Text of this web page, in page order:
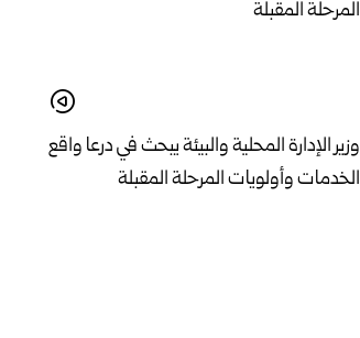
وزير الإدارة المحلية والبيئة يبحث في درعا واقع
الخدمات وأولويات المرحلة المقبلة